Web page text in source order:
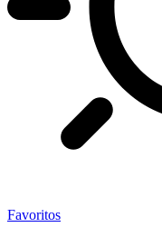
Favoritos